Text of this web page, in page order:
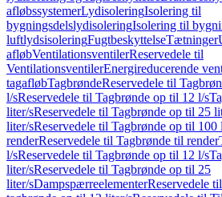
afløbssystemerLydisoleringIsolering til
bygningsdelslydisoleringIsolering til
luftlydsisoleringFugtbeskyttelseTætninger
afløbVentilationsventilerReservedele til
VentilationsventilerEnergireducerende
tagafløbTagbrøndeReservedele til
l/sReservedele til Tagbrønde op til 12 l/s
liter/sReservedele til Tagbrønde op til 25
liter/sReservedele til Tagbrønde op til 100
renderReservedele til Tagbrønde til render
l/sReservedele til Tagbrønde op til 12 l/s
liter/sReservedele til Tagbrønde op til 25
liter/sDampspærreelementerReservedele